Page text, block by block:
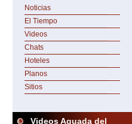
Noticias
El Tiempo
Videos
Chats
Hoteles
Planos
Sitios
Videos Aguada del